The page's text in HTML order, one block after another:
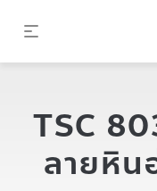
TSC
ลายหิ